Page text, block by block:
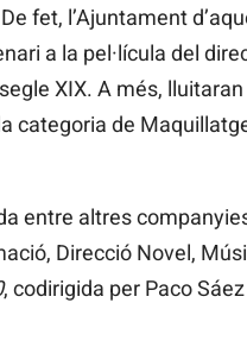
fet, l’Ajuntament
a la pel·lícula del
XIX. A més,
categoria de
entre altres
Direcció Novel,
, codirigida per Paco